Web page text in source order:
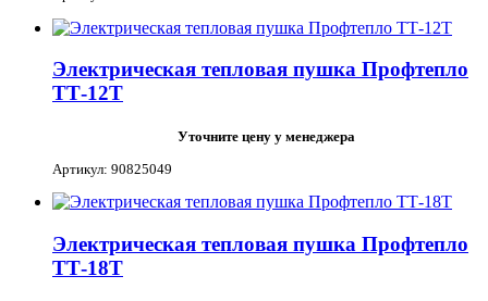
Электрическая тепловая пушка Профтепло
ТТ-12Т
Уточните цену у менеджера
Артикул: 90825049
Электрическая тепловая пушка Профтепло
ТТ-18Т